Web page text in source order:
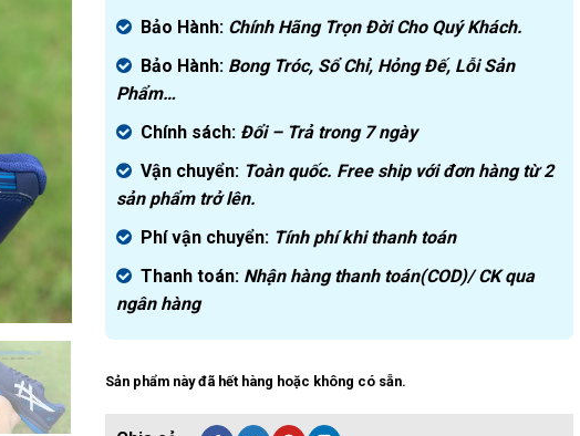
2.600.000₫.
tại
là:
1.590.000₫.
Bảo Hành: Chính Hãng Trọn Đời Cho Quý Khách.
Bảo Hành: Bong Tróc, Sổ Chỉ, Hỏng Đế, Lỗi Sản
Phẩm…
Chính sách: Đổi – Trả trong 7 ngày
Vận chuyển: Toàn quốc. Free ship với đơn hàng từ 2
sản phẩm trở lên.
Phí vận chuyển: Tính phí khi thanh toán
Thanh toán: Nhận hàng thanh toán(COD)/ CK qua
ngân hàng
Sản phẩm này đã hết hàng hoặc không có sẵn.